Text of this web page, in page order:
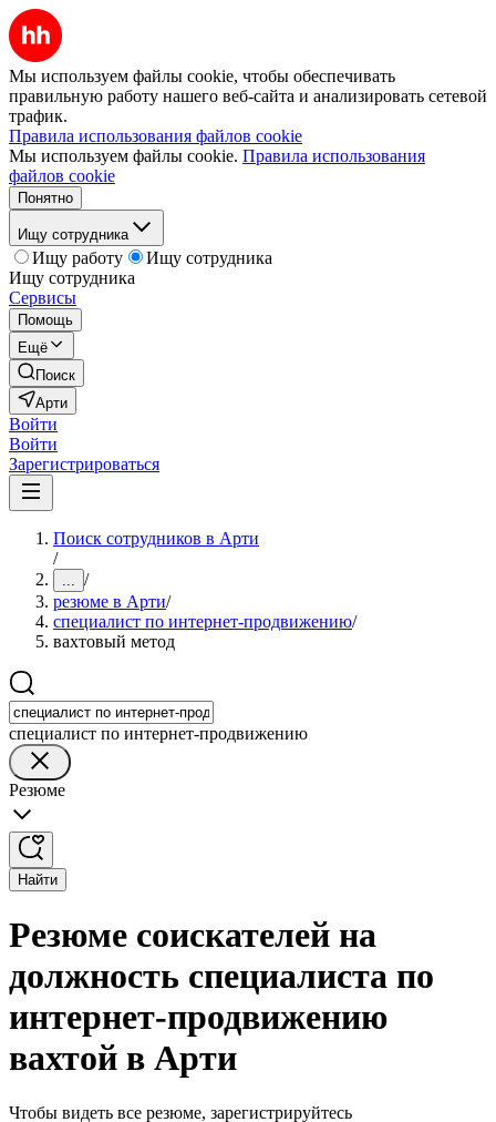
Мы используем файлы cookie, чтобы обеспечивать
правильную работу нашего веб-сайта и анализировать сетевой
трафик.
Правила использования файлов cookie
Мы используем файлы cookie. Правила использования
файлов cookie
Понятно
Ищу сотрудника
Ищу работу
Ищу сотрудника
Ищу сотрудника
Сервисы
Помощь
Ещё
Поиск
Арти
Войти
Войти
Зарегистрироваться
Поиск сотрудников в Арти
/
... /
резюме в Арти/
специалист по интернет-продвижению/
вахтовый метод
специалист по интернет-продвижению
Резюме
Найти
Резюме соискателей на
должность специалиста по
интернет-продвижению
вахтой в Арти
Чтобы видеть все резюме, зарегистрируйтесь